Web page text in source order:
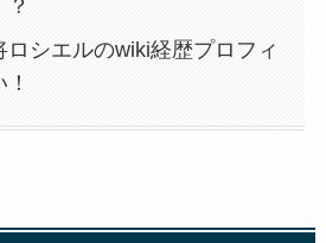
？
ロシエルのwiki経歴プロフィ